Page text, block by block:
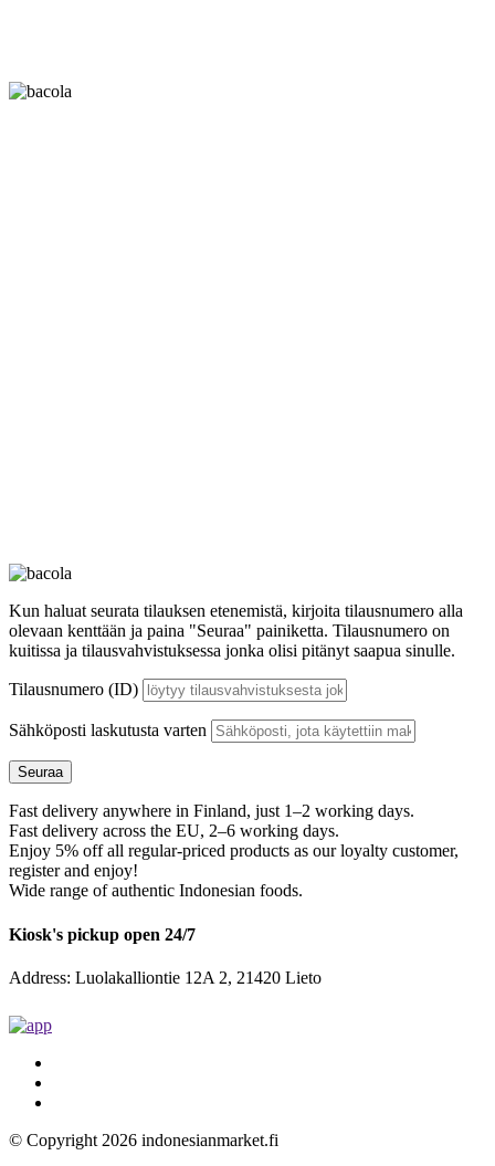
Kun haluat seurata tilauksen etenemistä, kirjoita tilausnumero alla
olevaan kenttään ja paina "Seuraa" painiketta. Tilausnumero on
kuitissa ja tilausvahvistuksessa jonka olisi pitänyt saapua sinulle.
Tilausnumero (ID)
Sähköposti laskutusta varten
Seuraa
Fast delivery anywhere in Finland, just 1–2 working days.
Fast delivery across the EU, 2–6 working days.
Enjoy 5% off all regular-priced products as our loyalty customer,
register and enjoy!
Wide range of authentic Indonesian foods.
Kiosk's pickup open 24/7
Address: Luolakalliontie 12A 2, 21420 Lieto
© Copyright 2026 indonesianmarket.fi